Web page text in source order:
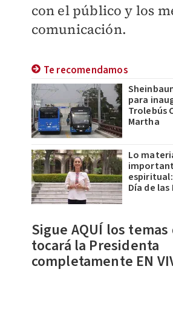
con el público y los
comunicación.
Te recomendamos
para
Trolebús
Martha
Lo
Día de las
Sigue AQUÍ los
tocará la Presidenta
completamente EN